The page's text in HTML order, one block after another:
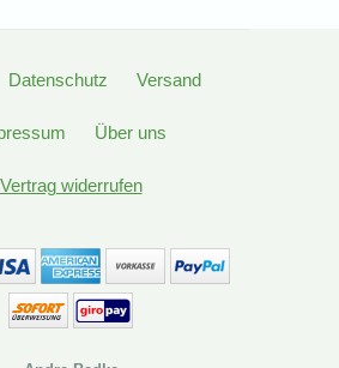
Datenschutz Versand
Über uns
Vertrag widerrufen